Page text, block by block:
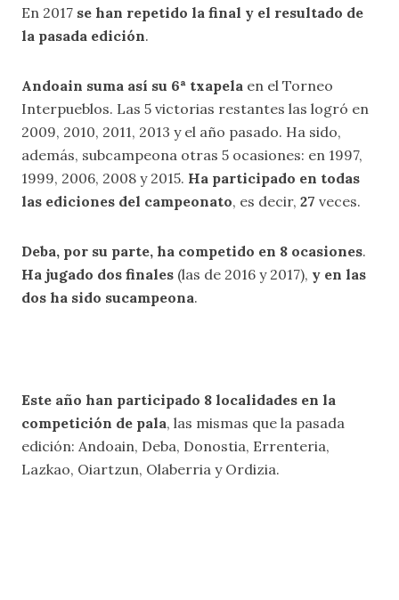
En 2017 se han repetido la final y el resultado de
la pasada edición.
Andoain suma así su 6ª txapela en el Torneo
Interpueblos. Las 5 victorias restantes las logró en
2009, 2010, 2011, 2013 y el año pasado. Ha sido,
además, subcampeona otras 5 ocasiones: en 1997,
1999, 2006, 2008 y 2015. Ha participado en todas
las ediciones del campeonato, es decir, 27 veces.
Deba, por su parte, ha competido en 8 ocasiones.
Ha jugado dos finales (las de 2016 y 2017), y en las
dos ha sido sucampeona.
Este año han participado 8 localidades en la
competición de pala, las mismas que la pasada
edición: Andoain, Deba, Donostia, Errenteria,
Lazkao, Oiartzun, Olaberria y Ordizia.